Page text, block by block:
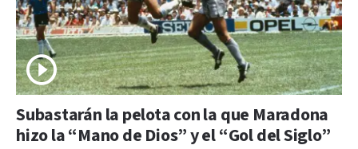
Subastarán la pelota con la que Maradona
hizo la “Mano de Dios” y el “Gol del Siglo”